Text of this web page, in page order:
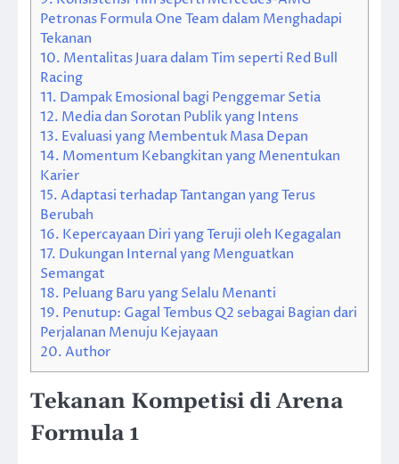
Petronas Formula One Team dalam Menghadapi
Tekanan
10. Mentalitas Juara dalam Tim seperti Red Bull
Racing
11. Dampak Emosional bagi Penggemar Setia
12. Media dan Sorotan Publik yang Intens
13. Evaluasi yang Membentuk Masa Depan
14. Momentum Kebangkitan yang Menentukan
Karier
15.Adaptasi terhadap Tantangan yang Terus
Berubah
16. Kepercayaan Diri yang Teruji oleh Kegagalan
17. Dukungan Internal yang Menguatkan
Semangat
18. Peluang Baru yang Selalu Menanti
19. Penutup: Gagal Tembus Q2 sebagai Bagian dari
Perjalanan Menuju Kejayaan
20.Author
Tekanan Kompetisi di Arena
Formula 1